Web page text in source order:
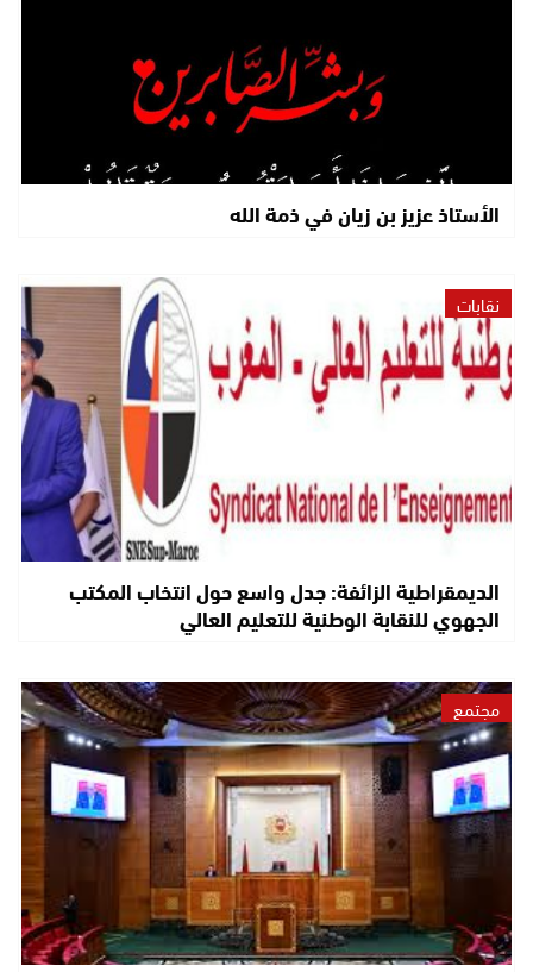
الأستاذ عزيز بن زيان في ذمة الله
نقابات
الديمقراطية الزائفة: جدل واسع حول انتخاب المكتب
الجهوي للنقابة الوطنية للتعليم العالي
مجتمع